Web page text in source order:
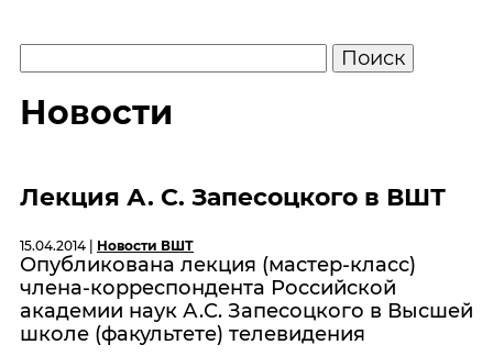
Новости
Лекция А. С. Запесоцкого в ВШТ
15.04.2014 | Новости ВШТ
Опубликована лекция (мастер-класс)
члена-корреспондента Российской
академии наук А.С. Запесоцкого в Высшей
школе (факультете) телевидения